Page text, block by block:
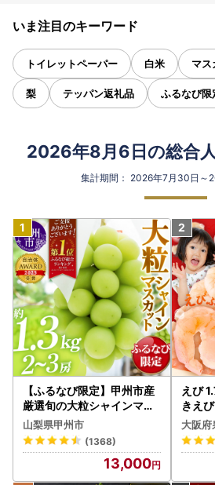
いま注目のキーワード
トイレットペーパー 白米 マス
梨 テッパン返礼品 ふるなび限
2026年8月6日の総合
集計期間： 2026年7月30日～
【ふるなび限定】甲州市産
厳選旬の大粒シャインマス
カット 約1.3kg 2～3房【2
026年発送】（MG）B12-
472 FN-Limited-VO シャ
インマスカット フルーツ
山梨県甲州市
(1368)
13,000
えび
きえび
大阪府